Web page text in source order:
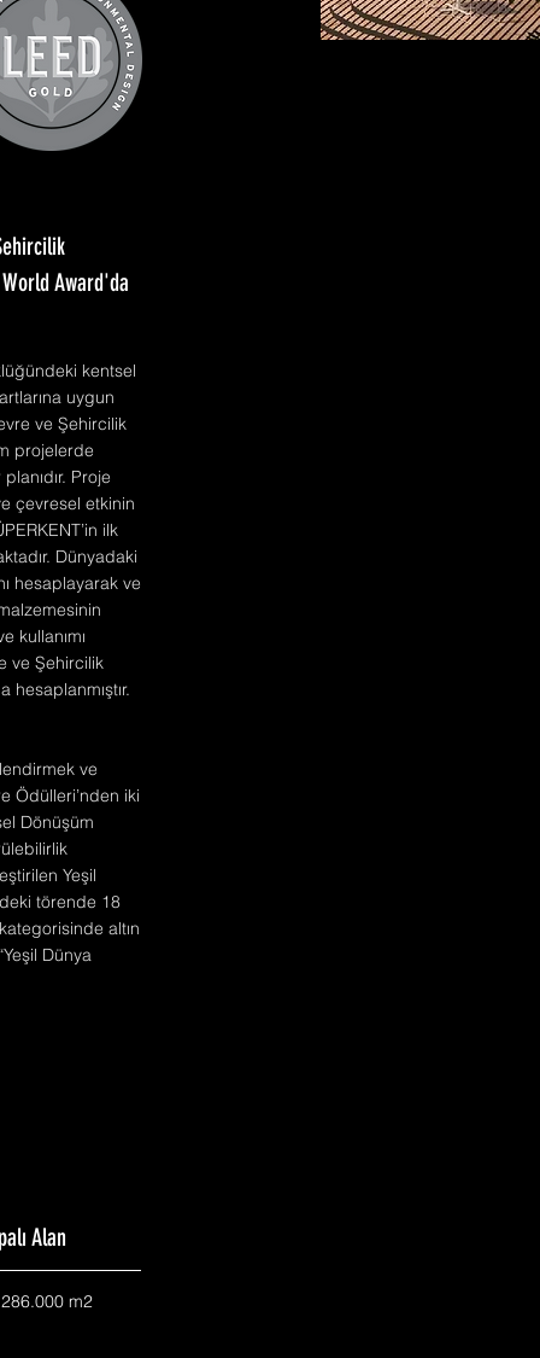
World Award'da
kentsel
uygun
ve Şehircilik
projelerde
Proje
çevresel etkinin
ilk
Dünyadaki
hesaplayarak ve
kullanımı
ve Şehircilik
hesaplanmıştır.
ve
Ödülleri’nden iki
Dönüşüm
Yeşil
törende 18
altın
Dünya
Alan
m2